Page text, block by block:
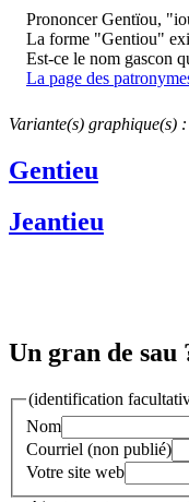
Prononcer Gentïou,
La forme "Gentiou"
Est-ce le nom gascon
La page des
Variante(s) graphique(s) :
Gentieu
Jeantieu
Un gran de sau
(identification
Nom
Courriel (non publié)
Votre site web